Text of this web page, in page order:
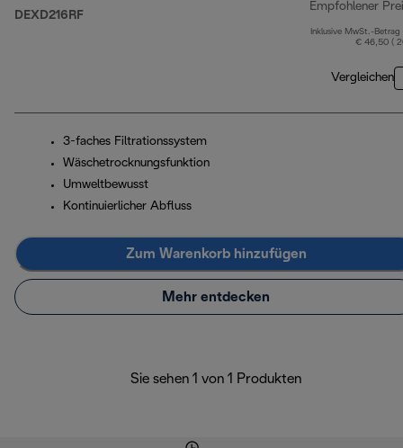
DEXD216RF
Empfohlener
Inklusive MwSt.-Betrag
€ 46,50 (
Vergleichen
3-faches Filtrationssystem
Wäschetrocknungsfunktion
Umweltbewusst
Kontinuierlicher Abfluss
Zum Warenkorb hinzufügen
Mehr entdecken
Sie sehen 1 von 1 Produkten